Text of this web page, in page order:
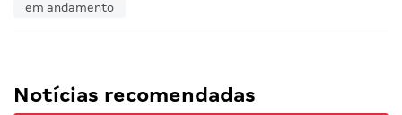
em andamento
Notícias recomendadas